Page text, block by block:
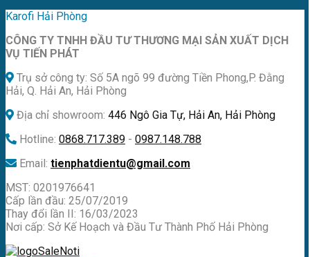
Karofi Hải Phòng
CÔNG TY TNHH ĐẦU TƯ THƯƠNG MẠI SẢN XUẤT DỊCH
VỤ TIẾN PHÁT
Trụ sở công ty: Số 5A ngõ 99 đường Tiền Phong,P. Đằng
Hải, Q. Hải An, Hải Phòng
Địa chỉ showroom: 446 Ngô Gia Tự, Hải An, Hải Phòng
Hotline: 0868.717.389 - 0987.148.788
Email: tienphatdientu@gmail.com
MST: 0201976641
Cấp lần đầu: 25/07/2019
Thay đổi lần II: 16/03/2023
Nơi cấp: Sở Kế Hoạch và Đầu Tư Thành Phố Hải Phòng